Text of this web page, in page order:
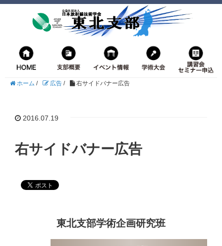
ホーム / 広告 / 右サイドバナー広告
2016.07.19
右サイドバナー広告
東北支部学術企画研究班